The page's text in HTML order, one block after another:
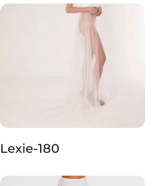
Lexie-180